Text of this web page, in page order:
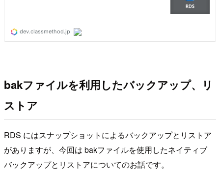
bakファイルを利用したバックアップ、リ
ストア
RDS にはスナップショットによるバックアップとリストア
がありますが、今回は bakファイルを使用したネイティブ
バックアップとリストアについてのお話です。